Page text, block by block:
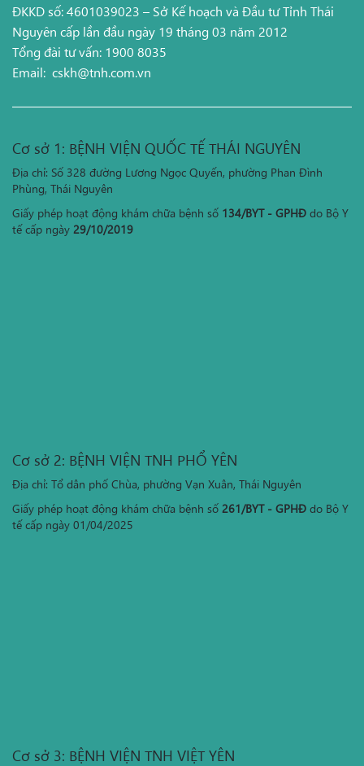
ĐKKD số: 4601039023 – Sở Kế hoạch và Đầu tư Tỉnh Thái
Nguyên cấp lần đầu ngày 19 tháng 03 năm 2012
Tổng đài tư vấn: 1900 8035
Email: cskh@tnh.com.vn
Cơ sở 1: BỆNH VIỆN QUỐC TẾ THÁI NGUYÊN
Địa chỉ: Số 328 đường Lương Ngọc Quyến, phường Phan Đình
Phùng, Thái Nguyên
Giấy phép hoạt động khám chữa bệnh số 134/BYT - GPHĐ do Bộ Y
tế cấp ngày 29/10/2019
Cơ sở 2: BỆNH VIỆN TNH PHỔ YÊN
Địa chỉ: Tổ dân phố Chùa, phường Vạn Xuân, Thái Nguyên
Giấy phép hoạt động khám chữa bệnh số 261/BYT - GPHĐ do Bộ Y
tế cấp ngày 01/04/2025
Cơ sở 3: BỆNH VIỆN TNH VIỆT YÊN